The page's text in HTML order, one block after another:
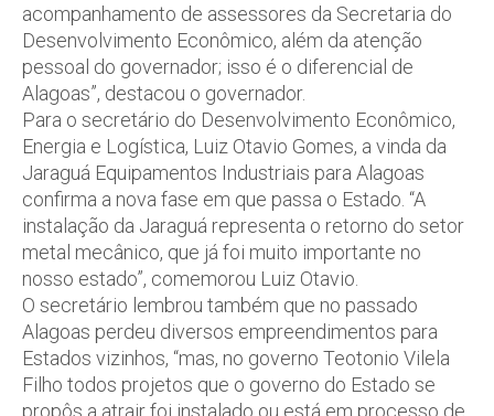
acompanhamento de assessores da Secretaria do
Desenvolvimento Econômico, além da atenção
pessoal do governador; isso é o diferencial de
Alagoas”, destacou o governador.
Para o secretário do Desenvolvimento Econômico,
Energia e Logística, Luiz Otavio Gomes, a vinda da
Jaraguá Equipamentos Industriais para Alagoas
confirma a nova fase em que passa o Estado. “A
instalação da Jaraguá representa o retorno do setor
metal mecânico, que já foi muito importante no
nosso estado”, comemorou Luiz Otavio.
O secretário lembrou também que no passado
Alagoas perdeu diversos empreendimentos para
Estados vizinhos, “mas, no governo Teotonio Vilela
Filho todos projetos que o governo do Estado se
propôs a atrair foi instalado ou está em processo de